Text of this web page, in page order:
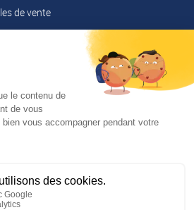
le contenu de
de vous
vous accompagner pendant votre
des cookies.
Google
de vente
newsletter !